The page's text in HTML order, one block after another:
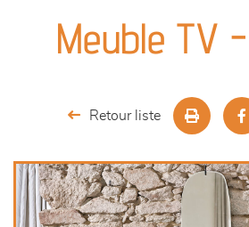
séjours
chambres et dressing
literie
Meuble TV
Retour liste